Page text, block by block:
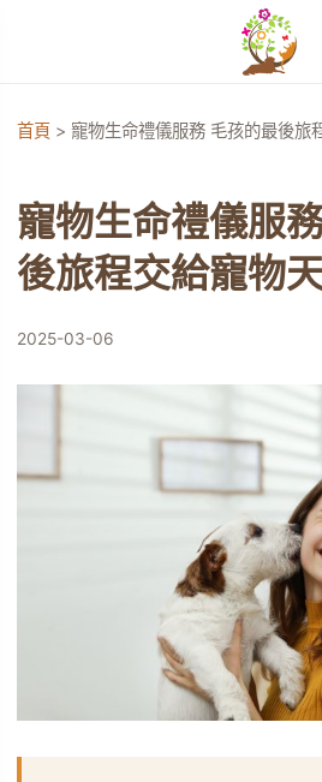
首頁 > 寵物生命禮儀服務 毛孩的最後旅
寵物生命禮儀服
後旅程交給寵物
2025-03-06